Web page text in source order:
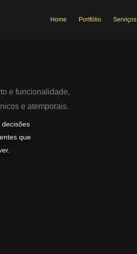
Home Portfólio Serviços
e funcionalidade,
e atemporais.
que